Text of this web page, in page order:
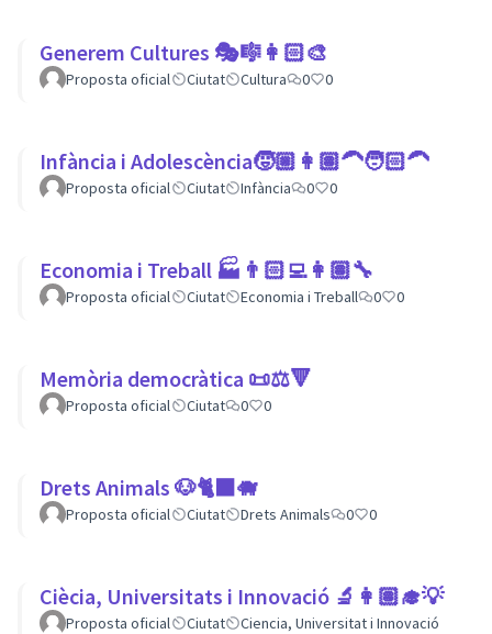
Generem Cultures 🎭🎼👩🏻‍🎨
Proposta oficial Ciutat Cultura 0 0
Infància i Adolescència🧒🏼👩🏽‍🦱🧑🏻‍🦱
Proposta oficial Ciutat Infància 0 0
Economia i Treball 🏭👨🏻‍💻👩🏽‍🔧
Proposta oficial Ciutat Economia i Treball 0 0
Memòria democràtica 📜⚖️🔻
Proposta oficial Ciutat 0 0
Drets Animals 🐶🐈‍⬛️🐗
Proposta oficial Ciutat Drets Animals 0 0
Ciècia, Universitats i Innovació 🔬👩🏽‍🎓💡
Proposta oficial Ciutat
Ciencia, Universitat i Innovació